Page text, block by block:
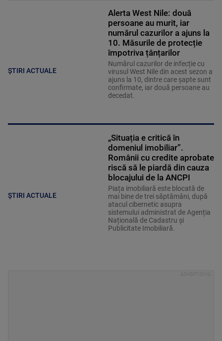
ȘTIRI ACTUALE
Alerta West Nile: două
persoane au murit, iar
numărul cazurilor a ajuns la
10. Măsurile de protecție
împotriva țânțarilor
Numărul cazurilor de infecție cu
virusul West Nile din acest sezon a
ajuns la 10, dintre care șapte sunt
confirmate, iar două persoane au
decedat.
ȘTIRI ACTUALE
„Situația e critică în
domeniul imobiliar”.
Românii cu credite aprobate
riscă să le piardă din cauza
blocajului de la ANCPI
Piața imobiliară este blocată de
mai bine de trei săptămâni, după
atacul cibernetic asupra
sistemului administrat de Agenția
Națională de Cadastru și
Publicitate Imobiliară.